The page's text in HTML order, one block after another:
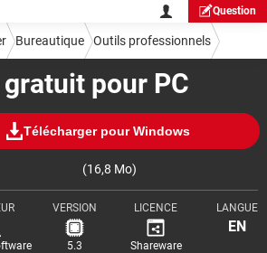
Question
pour PC
Télécharger pour Windows
(16,8 Mo)
VERSION
5.3
LICENCE
Shareware
LANGUE
EN
Bureautique Outils professionnels